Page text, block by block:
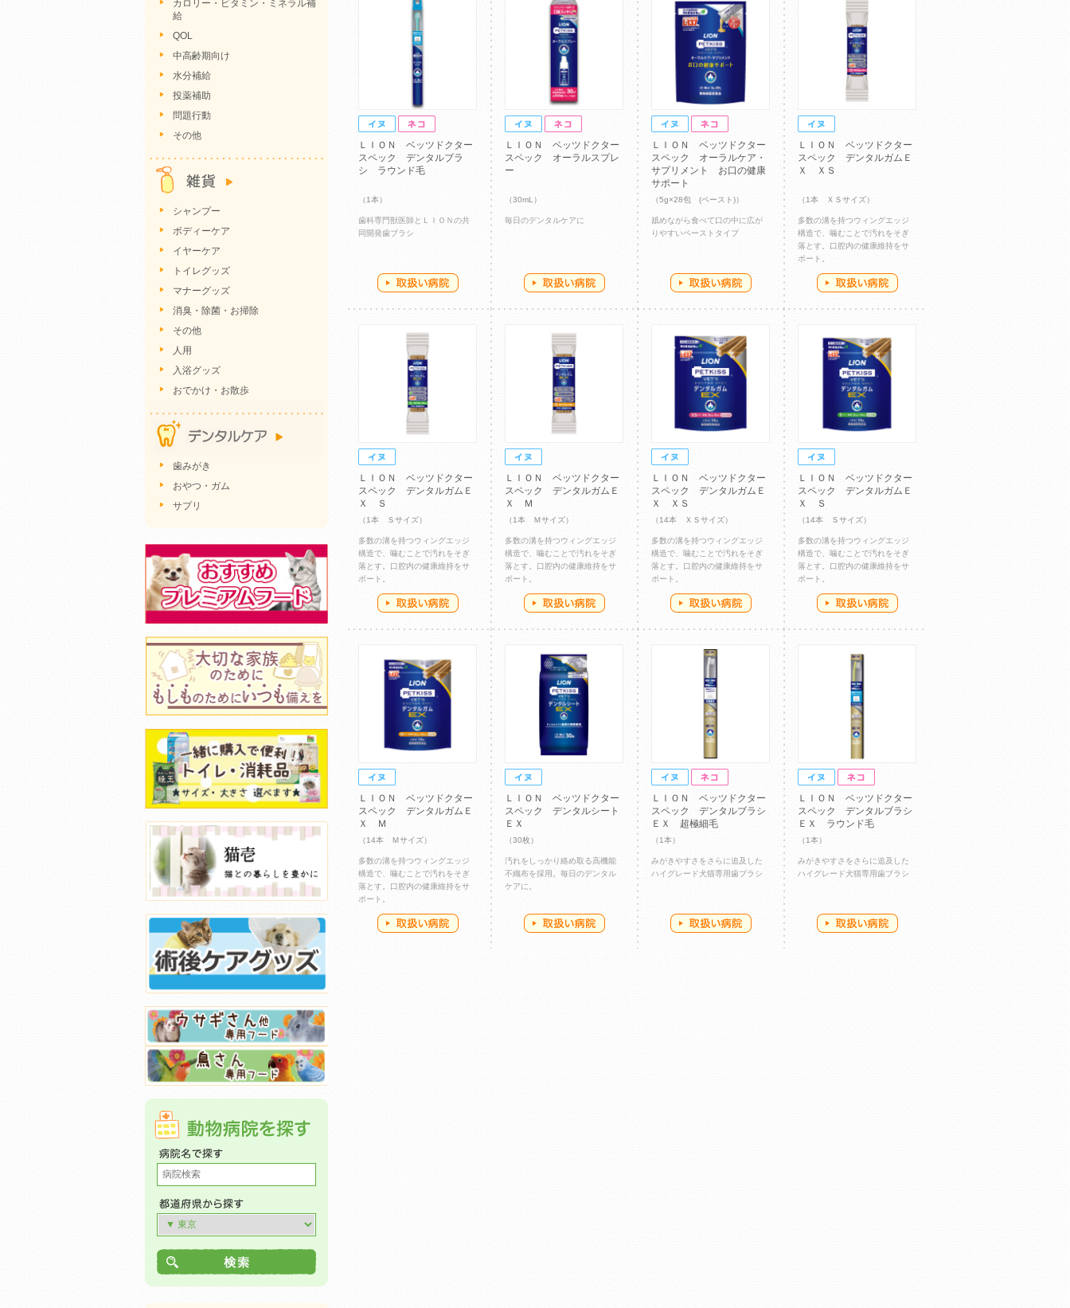
ＬＩＯＮ ベッツドクター
スペック デンタルブラ
シ ラウンド毛
（1本）
歯科専門獣医師とＬＩＯＮの共
同開発歯ブラシ
ＬＩＯＮ ベッツドクター
スペック オーラルスプレ
ー
（30mL）
毎日のデンタルケアに
ＬＩＯＮ ベッツドクター
スペック オーラルケア・
サプリメント お口の健康
サポート
（5g×28包 (ペースト)）
舐めながら食べて口の中に広が
りやすいペーストタイプ
ＬＩＯＮ ベッツドクター
スペック デンタルガムＥ
Ｘ ＸＳ
（1本 ＸＳサイズ）
多数の溝を持つウィングエッジ
構造で、噛むことで汚れをそぎ
落とす。口腔内の健康維持をサ
ポート。
ＬＩＯＮ ベッツドクター
スペック デンタルガムＥ
Ｘ Ｓ
（1本 Ｓサイズ）
多数の溝を持つウィングエッジ
構造で、噛むことで汚れをそぎ
落とす。口腔内の健康維持をサ
ポート。
ＬＩＯＮ ベッツドクター
スペック デンタルガムＥ
Ｘ Ｍ
（1本 Ｍサイズ）
多数の溝を持つウィングエッジ
構造で、噛むことで汚れをそぎ
落とす。口腔内の健康維持をサ
ポート。
ＬＩＯＮ ベッツドクター
スペック デンタルガムＥ
Ｘ ＸＳ
（14本 ＸＳサイズ）
多数の溝を持つウィングエッジ
構造で、噛むことで汚れをそぎ
落とす。口腔内の健康維持をサ
ポート。
ＬＩＯＮ ベッツドクター
スペック デンタルガムＥ
Ｘ Ｓ
（14本 Ｓサイズ）
多数の溝を持つウィングエッジ
構造で、噛むことで汚れをそぎ
落とす。口腔内の健康維持をサ
ポート。
ＬＩＯＮ ベッツドクター
スペック デンタルガムＥ
Ｘ Ｍ
（14本 Ｍサイズ）
多数の溝を持つウィングエッジ
構造で、噛むことで汚れをそぎ
落とす。口腔内の健康維持をサ
ポート。
ＬＩＯＮ ベッツドクター
スペック デンタルシート
ＥＸ
（30枚）
汚れをしっかり絡め取る高機能
不織布を採用。毎日のデンタル
ケアに。
ＬＩＯＮ ベッツドクター
スペック デンタルブラシ
ＥＸ 超極細毛
（1本）
みがきやすさをさらに追及した
ハイグレード犬猫専用歯ブラシ
ＬＩＯＮ ベッツドクター
スペック デンタルブラシ
ＥＸ ラウンド毛
（1本）
みがきやすさをさらに追及した
ハイグレード犬猫専用歯ブラシ
カロリー・ビタミン・ミネラル補
給
QOL
中高齢期向け
水分補給
投薬補助
問題行動
その他
シャンプー
ボディーケア
イヤーケア
トイレグッズ
マナーグッズ
消臭・除菌・お掃除
その他
人用
入浴グッズ
おでかけ・お散歩
歯みがき
おやつ・ガム
サプリ